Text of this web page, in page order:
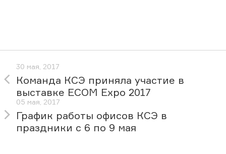
30 мая, 2017
Команда КСЭ приняла участие в
выставке ECOM Expo 2017
05 мая, 2017
График работы офисов КСЭ в
праздники с 6 по 9 мая